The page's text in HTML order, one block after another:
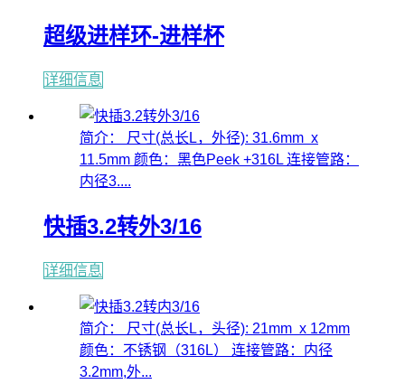
超级进样环-进样杯
详细信息
简介： 尺寸(总长L，外径): 31.6mm x
11.5mm 颜色：黑色Peek +316L 连接管路：
内径3....
快插3.2转外3/16
详细信息
简介： 尺寸(总长L，头径): 21mm x 12mm
颜色：不锈钢（316L） 连接管路：内径
3.2mm,外...